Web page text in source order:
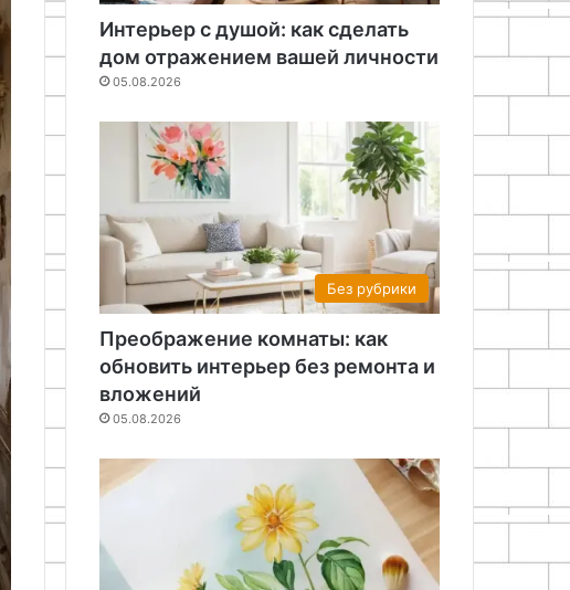
Интерьер с душой: как сделать
дом отражением вашей личности
05.08.2026
Без рубрики
Преображение комнаты: как
обновить интерьер без ремонта и
вложений
05.08.2026